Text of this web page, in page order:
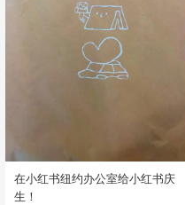
在小红书纽约办公室给小红书庆
生！